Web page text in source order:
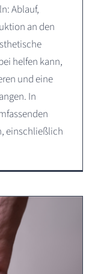
Ablauf,
an den
helfen kann,
und eine
In
einschließlich